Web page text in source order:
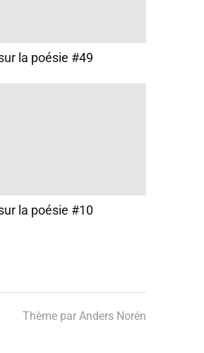
la poésie #49
la poésie #10
Thème par Anders Norén